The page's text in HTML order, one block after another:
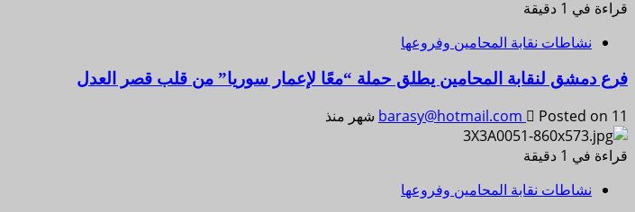
قراءة في 1 دقيقة
نشاطات نقابة المحامين وفروعها
فرع دمشق لنقابة المحامين يطلق حملة “معًا لإعمار سوريا” من قلب قصر العدل
barasy@hotmail.com
Posted on 11 شهر منذ
قراءة في 1 دقيقة
نشاطات نقابة المحامين وفروعها